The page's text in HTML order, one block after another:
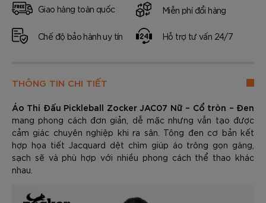
Giao hàng toàn quốc Miễn phí đổi hàng
Chế độ bảo hành uy tín Hỗ trợ tư vấn 24/7
THÔNG TIN CHI TIẾT
Áo Thi Đấu Pickleball Zocker JAC07 Nữ – Cổ tròn – Đen
mang phong cách đơn giản, dễ mặc nhưng vẫn tạo được
cảm giác chuyên nghiệp khi ra sân. Tông đen cơ bản kết
hợp họa tiết Jacquard dệt chìm giúp áo trông gọn gàng,
sạch sẽ và phù hợp với nhiều phong cách thể thao khác
nhau.